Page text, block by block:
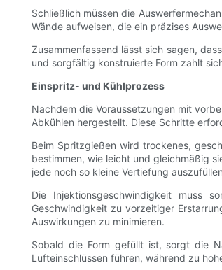
Schließlich müssen die
Wände aufweisen, die ein präzises
Zusammenfassend lässt sich sagen,
und sorgfältig konstruierte Form zahlt
Einspritz- und Kühlprozess
Nachdem die Voraussetzungen mit
Abkühlen hergestellt. Diese Schritte
Beim Spritzgießen wird trockenes,
bestimmen, wie leicht und gleichmäßig
jede noch so kleine Vertiefung
Die Injektionsgeschwindigkeit muss
Geschwindigkeit zu vorzeitiger
Auswirkungen zu minimieren.
Sobald die Form gefüllt ist, sorgt die
Lufteinschlüssen führen, während zu